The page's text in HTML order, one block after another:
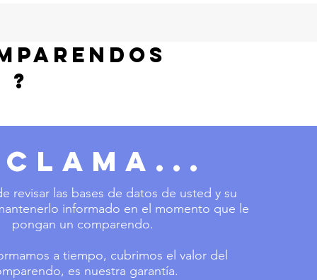
?
revisar las bases de datos de usted y su
informado en el momento que le
pongan un comparendo.
a tiempo, cubrimos el valor del
es nuestra garantía.